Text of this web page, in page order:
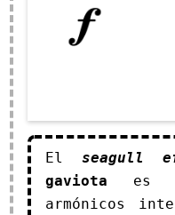
Elseagull
gaviota es
armónicos